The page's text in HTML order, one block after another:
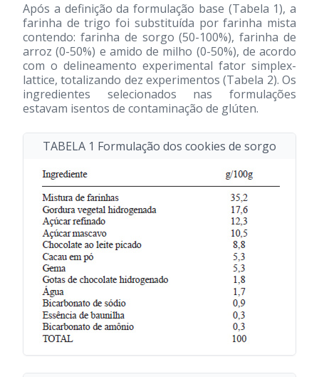
Após a definição da formulação base (Tabela 1), a
farinha de trigo foi substituída por farinha mista
contendo: farinha de sorgo (50-100%), farinha de
arroz (0-50%) e amido de milho (0-50%), de acordo
com o delineamento experimental fator simplex-
lattice, totalizando dez experimentos (Tabela 2). Os
ingredientes selecionados nas formulações
estavam isentos de contaminação de glúten.
TABELA 1 Formulação dos cookies de sorgo